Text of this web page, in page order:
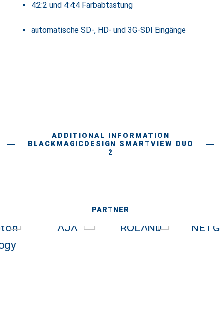
4:2:2 und 4:4:4 Farbabtastung
automatische SD-, HD- und 3G-SDI Eingänge
ADDITIONAL INFORMATION
BLACKMAGICDESIGN SMARTVIEW DUO
2
PARTNER